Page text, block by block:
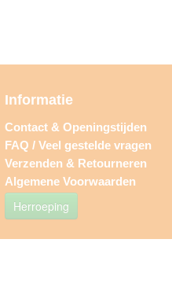
Informatie
Contact & Openingstijden
FAQ / Veel gestelde vragen
Verzenden & Retourneren
Algemene Voorwaarden
Herroeping